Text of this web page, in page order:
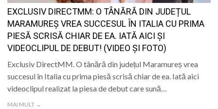
EXCLUSIV DIRECTMM: O TÂNĂRĂ DIN JUDEȚUL
MARAMUREȘ VREA SUCCESUL ÎN ITALIA CU PRIMA
PIESĂ SCRISĂ CHIAR DE EA. IATĂ AICI ȘI
VIDEOCLIPUL DE DEBUT! (VIDEO ȘI FOTO)
Exclusiv DirectMM. O tânără din județul Maramureș vrea
succesul în Italia cu prima piesă scrisă chiar de ea. Iată aici
videoclipul realizat la piesa de debut care sună…
MAI MULT →